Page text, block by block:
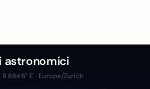
astronomici
8.8646° E · Europe/Zurich